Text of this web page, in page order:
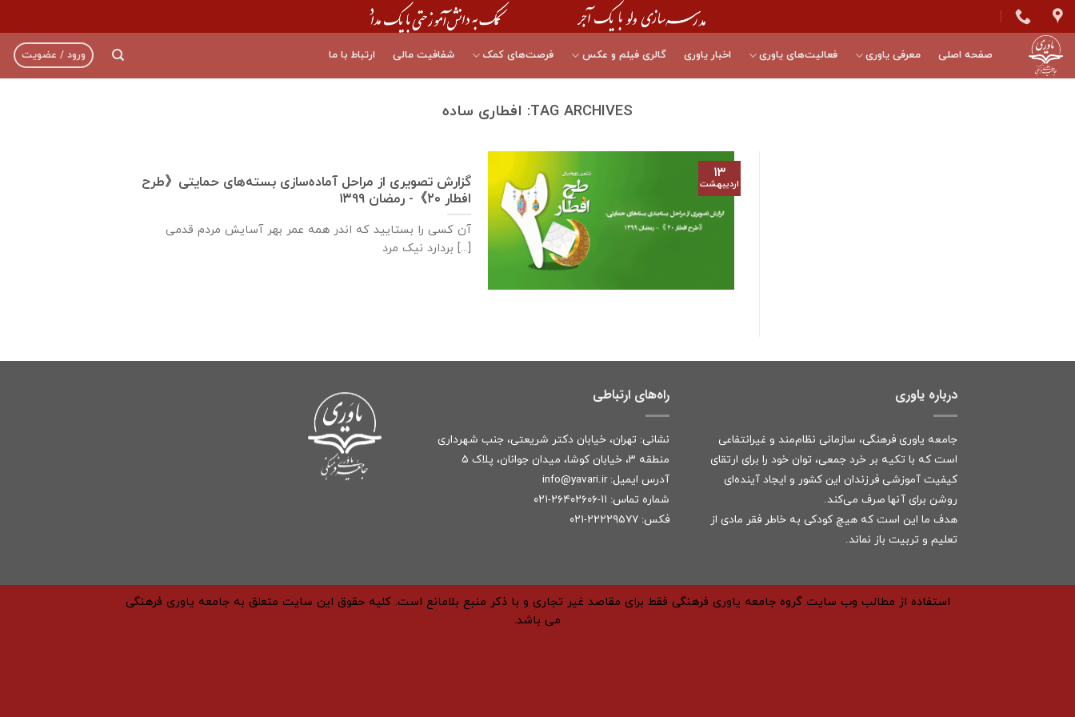
Skip
to
content
صفحه اصلی معرفی یاوری فعالیت‌های یاوری اخبار یاوری گالری فیلم و عکس فرصت‌های کمک شفافیت مالی ارتباط با ما ورود / عضویت
TAG ARCHIVES: افطاری ساده
گزارش تصویری از مراحل آماده‌سازی بسته‌های حمایتی《طرح
افطار ۲۰》- رمضان ۱۳۹۹
آن کسی را بستایید که اندر همه عمر بهر آسایش مردم قدمی
بردارد نیک مرد [...]
۱۳
اردیبهشت
درباره یاوری
جامعه یاوری فرهنگی، سازمانی نظام‌مند و غیرانتفاعی
است که با تکیه بر خرد جمعی، توان خود را برای ارتقای
کیفیت آموزشی فرزندان این کشور و ایجاد آینده‌ای
روشن برای آنها صرف می‌کند.
هدف ما این است که هیچ کودکی به خاطر فقر مادی از
تعلیم و تربیت باز نماند.
راه‌های ارتباطی
نشانی: تهران، خیابان دکتر شریعتی، جنب شهرداری
منطقه ۳، خیابان کوشا، میدان جوانان، پلاک ۵
آدرس ایمیل: info@yavari.ir
شماره تماس: ۱۱-۲۶۴۰۲۶۰۶-۰۲۱
فکس: ۲۲۲۲۹۵۷۷-۰۲۱
استفاده از مطالب وب سایت گروه جامعه یاوری فرهنگی فقط برای مقاصد غیر تجاری و با ذکر منبع بلامانع است. کلیه حقوق این سایت متعلق به جامعه یاوری فرهنگی
می باشد.